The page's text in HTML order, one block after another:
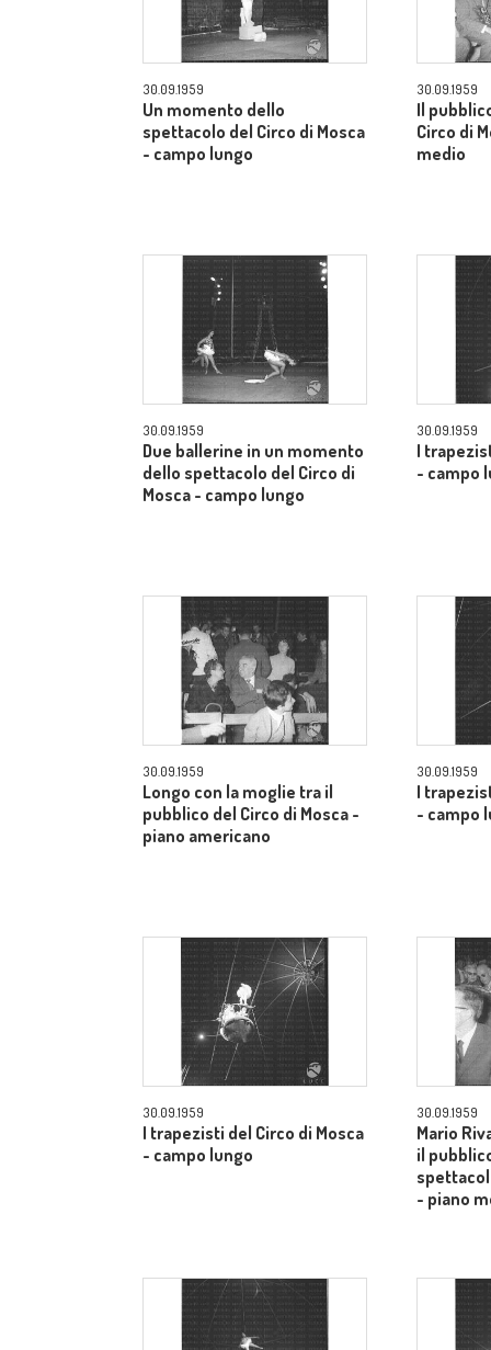
30.09.1959
Un momento dello
spettacolo del Circo di Mosca
- campo lungo
30.09.1959
Il
Circo di
medio
30.09.1959
Due ballerine in un momento
dello spettacolo del Circo di
Mosca - campo lungo
30.09.1959
I
- campo
30.09.1959
Longo con la moglie tra il
pubblico del Circo di Mosca -
piano americano
30.09.1959
I
- campo
30.09.1959
I trapezisti del Circo di Mosca
- campo lungo
30.09.1959
Mario
il
- piano